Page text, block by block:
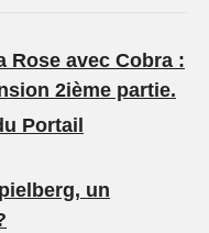
Rose avec Cobra :
2ième partie.
Portail
un